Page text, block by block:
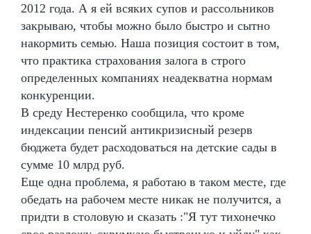
2012 года. А я ей всяких супов и рассольников
закрываю, чтобы можно было быстро и сытно
накормить семью. Наша позиция состоит в том,
что практика страхования залога в строго
определенных компаниях неадекватна нормам
конкуренции.
В среду Нестеренко сообщила, что кроме
индексации пенсий антикризисный резерв
бюджета будет расходоваться на детские сады в
сумме 10 млрд руб.
Еще одна проблема, я работаю в таком месте, где
обедать на рабочем месте никак не получится, а
придти в столовую и сказать :"Я тут тихонечко